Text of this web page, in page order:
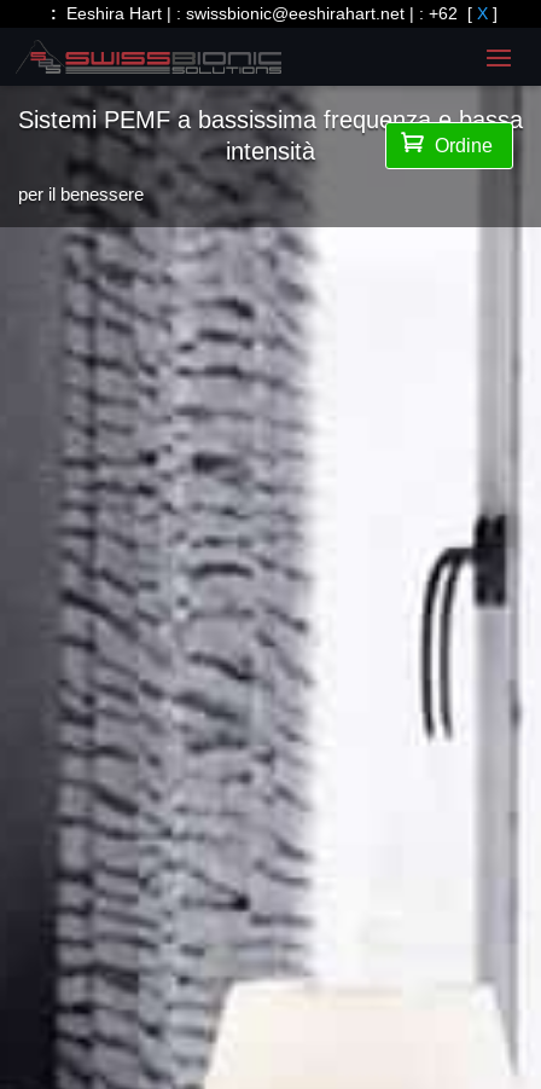
: Eeshira Hart | :swissbionic@eeshirahart.net | :+62 [X ]
 Ordine
Sistemi PEMF a bassissima frequenza e bassa
intensità
per il benessere